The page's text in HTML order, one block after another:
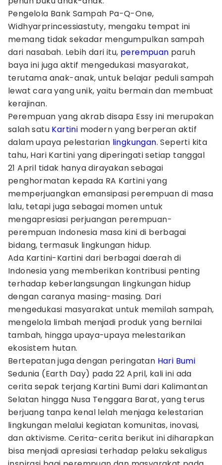
Pengelola Bank Sampah Pa-Q-One,
Widhyarprincessiastuty, mengaku tempat ini
memang tidak sekadar mengumpulkan sampah
dari nasabah. Lebih dari itu, perempuan paruh
baya ini juga aktif mengedukasi masyarakat,
terutama anak-anak, untuk belajar peduli sampah
lewat cara yang unik, yaitu bermain dan membuat
kerajinan.
Perempuan yang akrab disapa Essy ini merupakan
salah satu Kartini modern yang berperan aktif
dalam upaya pelestarian lingkungan. Seperti kita
tahu, Hari Kartini yang diperingati setiap tanggal
21 April tidak hanya dirayakan sebagai
penghormatan kepada RA Kartini yang
memperjuangkan emansipasi perempuan di masa
lalu, tetapi juga sebagai momen untuk
mengapresiasi perjuangan perempuan-
perempuan Indonesia masa kini di berbagai
bidang, termasuk lingkungan hidup.
Ada Kartini-Kartini dari berbagai daerah di
Indonesia yang memberikan kontribusi penting
terhadap keberlangsungan lingkungan hidup
dengan caranya masing-masing. Dari
mengedukasi masyarakat untuk memilah sampah,
mengelola limbah menjadi produk yang bernilai
tambah, hingga upaya-upaya melestarikan
ekosistem hutan.
Bertepatan juga dengan peringatan Hari Bumi
Sedunia (Earth Day) pada 22 April, kali ini ada
cerita sepak terjang Kartini Bumi dari Kalimantan
Selatan hingga Nusa Tenggara Barat, yang terus
berjuang tanpa kenal lelah menjaga kelestarian
lingkungan melalui kegiatan komunitas, inovasi,
dan aktivisme. Cerita-cerita berikut ini diharapkan
bisa menjadi apresiasi terhadap pelaku sekaligus